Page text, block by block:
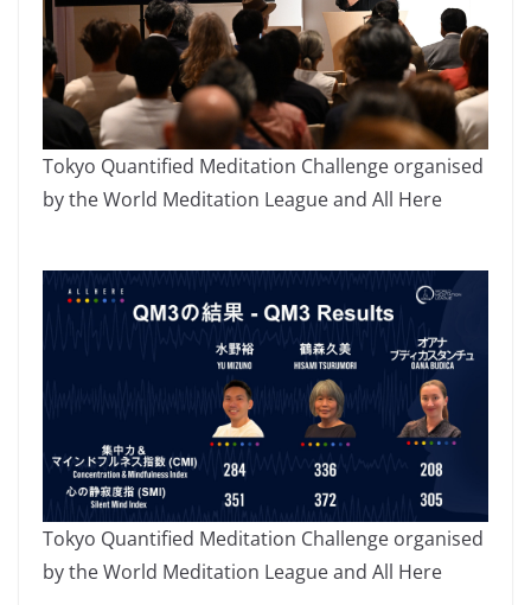
Tokyo Quantified Meditation Challenge organised
by the World Meditation League and All Here
Tokyo Quantified Meditation Challenge organised
by the World Meditation League and All Here